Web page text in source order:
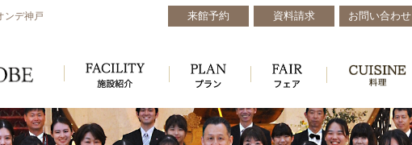
ンデ神戸 来館予約 資料請求 お問い合わせ